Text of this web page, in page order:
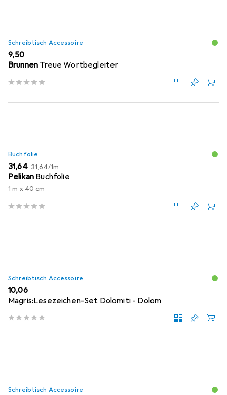
Schreibtisch Accessoire
EUR
9,50
Brunnen Treue Wortbegleiter
Buchfolie
EUR
31,64 EUR
31,64/1m
Pelikan Buchfolie
1 m x 40 cm
Schreibtisch Accessoire
EUR
10,06
Magris:Lesezeichen-Set Dolomiti - Dolom
Schreibtisch Accessoire